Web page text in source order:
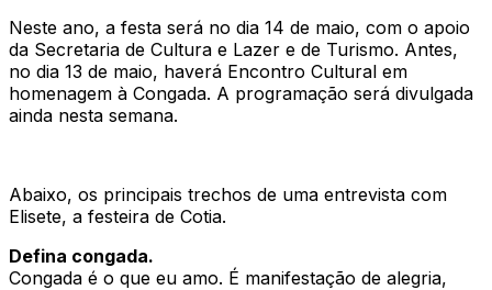
Neste ano, a festa será no dia 14 de maio, com o apoio
da Secretaria de Cultura e Lazer e de Turismo. Antes,
no dia 13 de maio, haverá Encontro Cultural em
homenagem à Congada. A programação será divulgada
ainda nesta semana.
Abaixo, os principais trechos de uma entrevista com
Elisete, a festeira de Cotia.
Defina congada.
Congada é o que eu amo. É manifestação de alegria,